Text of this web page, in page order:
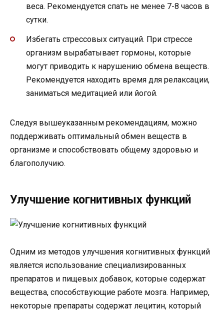
веса. Рекомендуется спать не менее 7-8 часов в
сутки.
Избегать стрессовых ситуаций. При стрессе
организм вырабатывает гормоны, которые
могут приводить к нарушению обмена веществ.
Рекомендуется находить время для релаксации,
заниматься медитацией или йогой.
Следуя вышеуказанным рекомендациям, можно
поддерживать оптимальный обмен веществ в
организме и способствовать общему здоровью и
благополучию.
Улучшение когнитивных функций
Одним из методов улучшения когнитивных функций
является использование специализированных
препаратов и пищевых добавок, которые содержат
вещества, способствующие работе мозга. Например,
некоторые препараты содержат лецитин, который